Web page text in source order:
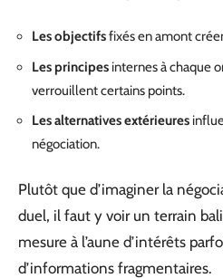
Les objectifsfixés en amont
Les principes internes à chaque
verrouillent certains points.
Les alternatives extérieures
négociation.
Plutôt que d’imaginer la
duel, il faut y voir un terrain
mesure à l’aune d’intérêts
d’informations fragmentaires.